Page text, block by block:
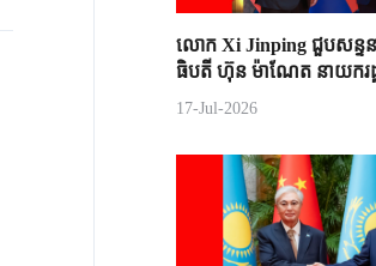
លោក Xi Jinping ជួបសន្ទន
ធិបតី ហ៊ុន ម៉ាណែត នាយករដ្ឋ
17-Jul-2026